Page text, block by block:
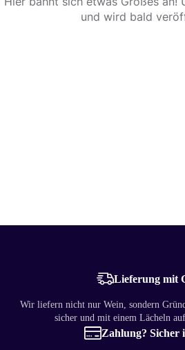
und wird bald
Lieferung mit
Wir liefern nicht nur Wein, sondern
sicher und mit einem Lächeln
Zahlung? Sicher